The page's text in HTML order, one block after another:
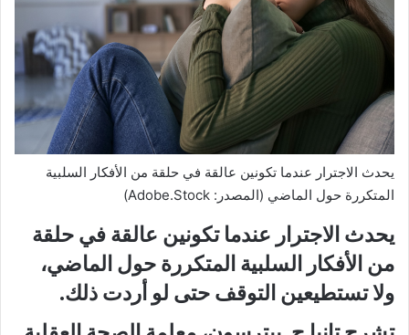
يحدث الاجترار عندما تكونين عالقة في حلقة من الأفكار السلبية
المتكررة حول الماضي (المصدر: Adobe.Stock)
يحدث الاجترار عندما تكونين عالقة في حلقة
من الأفكار السلبية المتكررة حول الماضي،
ولا تستطيعين التوقف حتى لو أردت ذلك.